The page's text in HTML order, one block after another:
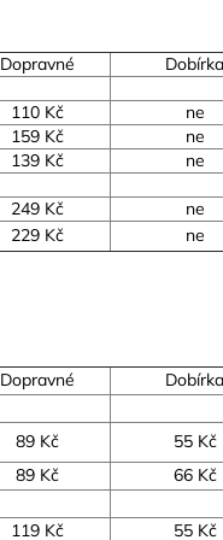
Dopravné
Dobírka
110 Kč
ne
159 Kč
ne
139 Kč
ne
249 Kč
ne
229 Kč ne
Dopravné
Dobírka
89 Kč
55 Kč
89 Kč
66 Kč
119 Kč 55 Kč